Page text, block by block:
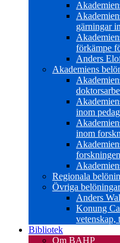
gärningar
förkämpe
Anders
Akademiens
inom
inom
Regionala
Övriga belöningar
Anders
Konung
Bibliotek
Om BAHP